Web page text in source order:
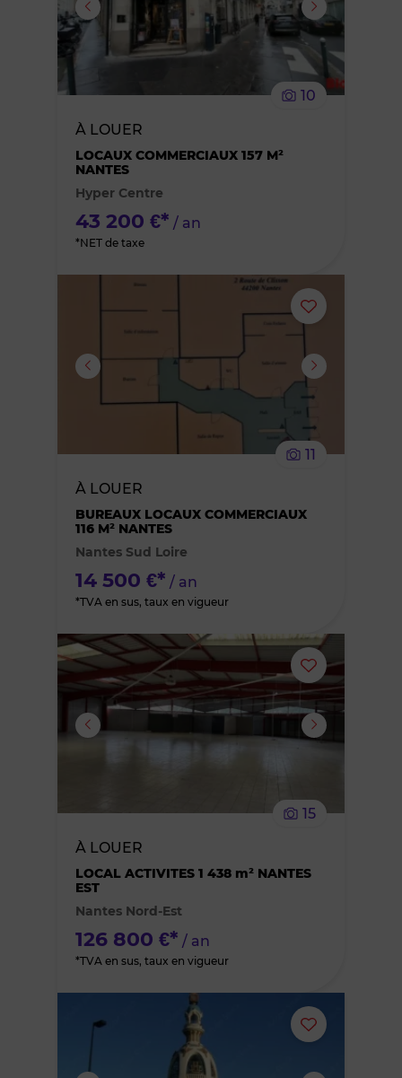
supprimer
le
10
À LOUER
LOCAUX COMMERCIAUX 157 M²
NANTES
Hyper Centre
43 200 €* / an
*NET de taxe
Ajouter
ou
le
11
À LOUER
BUREAUX LOCAUX COMMERCIAUX
116 M² NANTES
Nantes Sud Loire
14 500 €* / an
*TVA en sus, taux en vigueur
Ajouter
ou
supprimer
15
À LOUER
LOCAL ACTIVITES 1 438 m² NANTES
EST
Nantes Nord-Est
126 800 €* / an
*TVA en sus, taux en vigueur
Ajouter
ou